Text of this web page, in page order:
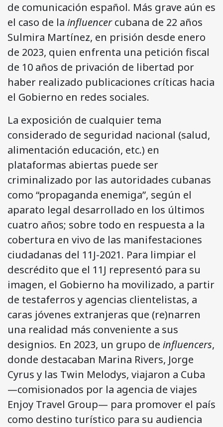
de comunicación español. Más grave aún es
el caso de la influencercubana de 22 años
Sulmira Martínez, en prisión desde enero
de 2023, quien enfrenta una petición fiscal
de 10 años de privación de libertad por
haber realizado publicaciones críticas hacia
el Gobierno en redes sociales.
La exposición de cualquier tema
considerado de seguridad nacional (salud,
alimentación educación, etc.) en
plataformas abiertas puede ser
criminalizado por las autoridades cubanas
como “propaganda enemiga”, según el
aparato legal desarrollado en los últimos
cuatro años; sobre todo en respuesta a la
cobertura en vivo de las manifestaciones
ciudadanas del 11J-2021. Para limpiar el
descrédito que el 11J representó para su
imagen, el Gobierno ha movilizado, a partir
de testaferros y agencias clientelistas, a
caras jóvenes extranjeras que (re)narren
una realidad más conveniente a sus
designios. En 2023, un grupo de influencers,
donde destacaban Marina Rivers, Jorge
Cyrus y las Twin Melodys, viajaron a Cuba
—comisionados por la agencia de viajes
Enjoy Travel Group— para promover el país
como destino turístico para su audiencia